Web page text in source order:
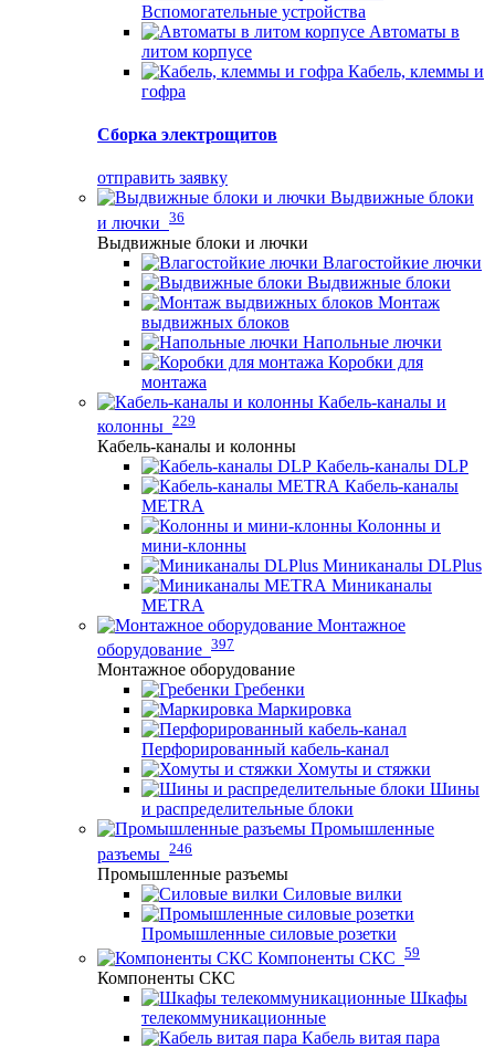
Вспомогательные устройства
Автоматы в
литом корпусе
Кабель, клеммы и
гофра
Сборка электрощитов
отправить заявку
Выдвижные блоки
и лючки 36
Выдвижные блоки и лючки
Влагостойкие лючки
Выдвижные блоки
Монтаж
выдвижных блоков
Напольные лючки
Коробки для
монтажа
Кабель-каналы и
колонны 229
Кабель-каналы и колонны
Кабель-каналы DLP
Кабель-каналы
METRA
Колонны и
мини-клонны
Миниканалы DLPlus
Миниканалы
METRA
Монтажное
оборудование 397
Монтажное оборудование
Гребенки
Маркировка
Перфорированный кабель-канал
Хомуты и стяжки
Шины
и распределительные блоки
Промышленные
разъемы 246
Промышленные разъемы
Силовые вилки
Промышленные силовые розетки
Компоненты СКС 59
Компоненты СКС
Шкафы
телекоммуникационные
Кабель витая пара